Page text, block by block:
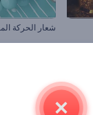
شعار الحركة